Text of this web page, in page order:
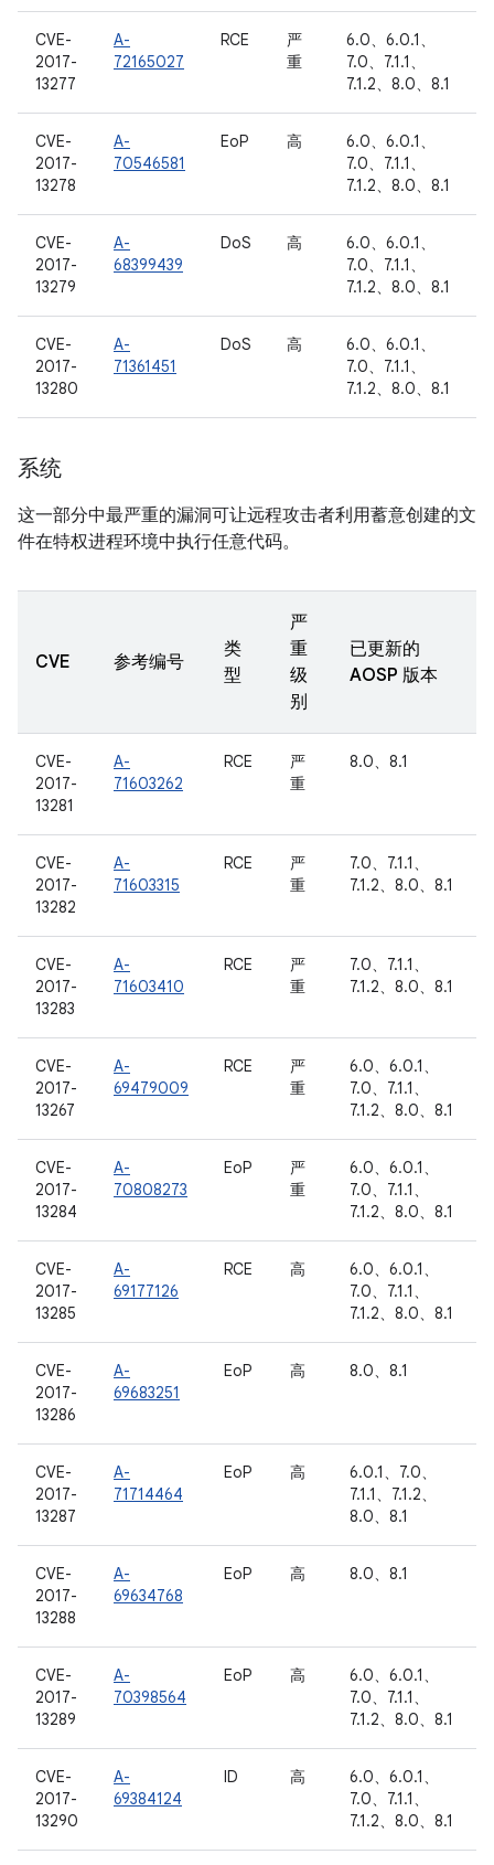
CVE-
2017-
13277
A-
72165027
RCE
严
重
6.0、6.0.1、
7.0、7.1.1、
7.1.2、8.0、8.1
CVE-
2017-
13278
A-
70546581
EoP 高
6.0、6.0.1、
7.0、7.1.1、
7.1.2、8.0、8.1
CVE-
2017-
13279
A-
68399439
DoS 高
6.0、6.0.1、
7.0、7.1.1、
7.1.2、8.0、8.1
CVE-
2017-
13280
A-
71361451
DoS 高
6.0、6.0.1、
7.0、7.1.1、
7.1.2、8.0、8.1
系统
这一部分中最严重的漏洞可让远程攻击者利用蓄意创建的文
件在特权进程环境中执行任意代码。
CVE 参考编号
类
型
严
重
级
别
已更新的
AOSP 版本
CVE-
2017-
13281
A-
71603262
RCE
严
重
8.0、8.1
CVE-
2017-
13282
A-
71603315
RCE
严
重
7.0、7.1.1、
7.1.2、8.0、8.1
CVE-
2017-
13283
A-
71603410
RCE
严
重
7.0、7.1.1、
7.1.2、8.0、8.1
CVE-
2017-
13267
A-
69479009
RCE
严
重
6.0、6.0.1、
7.0、7.1.1、
7.1.2、8.0、8.1
CVE-
2017-
13284
A-
70808273
EoP
严
重
6.0、6.0.1、
7.0、7.1.1、
7.1.2、8.0、8.1
CVE-
2017-
13285
A-
69177126
RCE 高
6.0、6.0.1、
7.0、7.1.1、
7.1.2、8.0、8.1
CVE-
2017-
13286
A-
69683251
EoP 高 8.0、8.1
CVE-
2017-
13287
A-
71714464
EoP 高
6.0.1、7.0、
7.1.1、7.1.2、
8.0、8.1
CVE-
2017-
13288
A-
69634768
EoP 高 8.0、8.1
CVE-
2017-
13289
A-
70398564
EoP 高
6.0、6.0.1、
7.0、7.1.1、
7.1.2、8.0、8.1
CVE-
2017-
13290
A-
69384124
ID 高
6.0、6.0.1、
7.0、7.1.1、
7.1.2、8.0、8.1